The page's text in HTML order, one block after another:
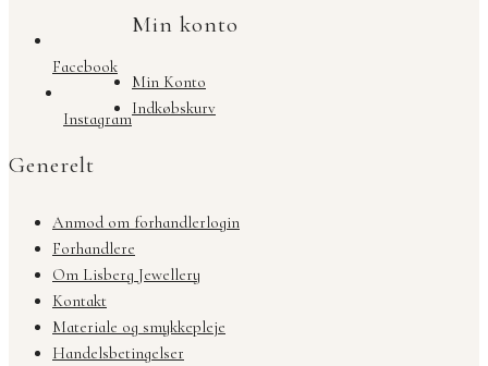
Facebook
Instagram
Min konto
Min Konto
Indkøbskurv
Generelt
Anmod om forhandlerlogin
Forhandlere
Om Lisberg Jewellery
Kontakt
Materiale og smykkepleje
Handelsbetingelser